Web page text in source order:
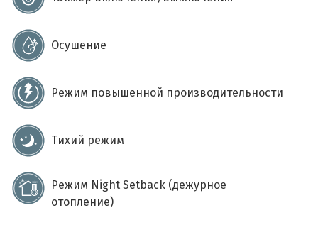
Осушение
Режим повышенной производительности
Тихий режим
Режим Night Setback (дежурное
отопление)